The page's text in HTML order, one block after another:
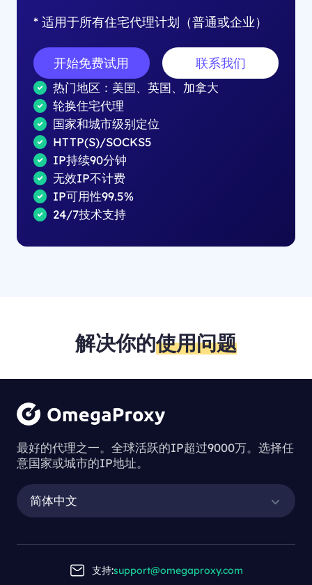
* 适用于所有住宅代理计划（普通或企业）
开始免费试用 联系我们
热门地区：美国、英国、加拿大
轮换住宅代理
国家和城市级别定位
HTTP(S)/SOCKS5
IP持续90分钟
无效IP不计费
IP可用性99.5%
24/7技术支持
解决你的使用问题
最好的代理之一。全球活跃的IP超过9000万。选择任
意国家或城市的IP地址。
简体中文
支持:support@omegaproxy.com